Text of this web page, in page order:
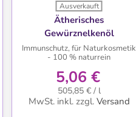
WUNSCHLISTE
Ausverkauft
Ätherisches
Gewürznelkenöl
Immunschutz, für Naturkosmetik
- 100 % naturrein
5,06 €
505,85 € / l
MwSt. inkl. zzgl. Versand